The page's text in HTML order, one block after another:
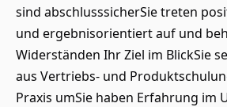
sind abschlusssicherSie treten
und ergebnisorientiert auf und
Widerständen Ihr Ziel im BlickSie
aus Vertriebs- und
Praxis umSie haben Erfahrung im